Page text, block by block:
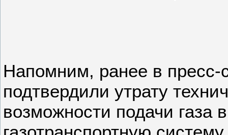
Напомним, ранее в пресс-
подтвердили утрату
возможности подачи газа